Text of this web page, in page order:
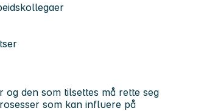
den som tilsettes må rette seg
som kan influere på